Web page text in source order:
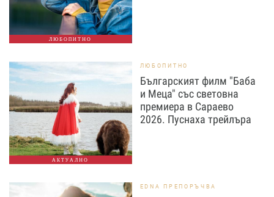
ЛЮБОПИТНО
АКТУАЛНО
ЛЮБОПИТНО
Българският филм "Баба
и Меца" със световна
премиера в Сараево
2026. Пуснаха трейлъра
EDNA ПРЕПОРЪЧВА